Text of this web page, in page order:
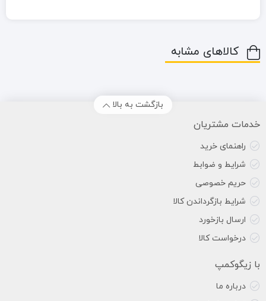
کالاهای مشابه
بازگشت به بالا
خدمات مشتریان
راهنمای خرید
شرایط و ضوابط
حریم خصوصی
شرایط بازگرداندن کالا
ارسال بازخورد
درخواست کالا
با زیگوکمپ
درباره ما